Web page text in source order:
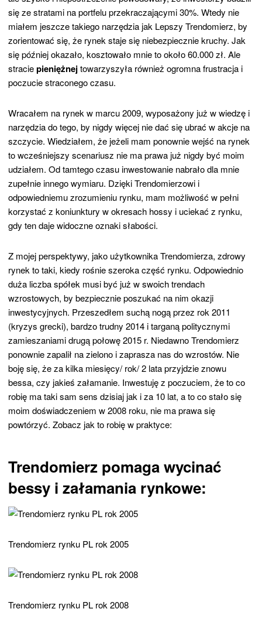
się ze stratami na portfelu przekraczającymi 30%. Wtedy nie
miałem jeszcze takiego narzędzia jak Lepszy Trendomierz, by
zorientować się, że rynek staje się niebezpiecznie kruchy. Jak
się później okazało, kosztowało mnie to około 60.000 zł. Ale
straciepieniężnejtowarzyszyła również ogromna frustracja i
poczucie straconego czasu.
Wracałem na rynek w marcu 2009, wyposażony już w wiedzę i
narzędzia do tego, by nigdy więcej nie dać się ubrać w akcje na
szczycie. Wiedziałem, że jeżeli mam ponownie wejść na rynek
to wcześniejszy scenariusz nie ma prawa już nigdy być moim
udziałem. Od tamtego czasu inwestowanie nabrało dla mnie
zupełnie innego wymiaru. Dzięki Trendomierzowi i
odpowiedniemu zrozumieniu rynku, mam możliwość w pełni
korzystać z koniunktury w okresach hossy i uciekać z rynku,
gdy ten daje widoczne oznaki słabości.
Z mojej perspektywy, jako użytkownika Trendomierza, zdrowy
rynek to taki, kiedy rośnie szeroka część rynku. Odpowiednio
duża liczba spółek musi być już w swoich trendach
wzrostowych, by bezpiecznie poszukać na nim okazji
inwestycyjnych. Przeszedłem suchą nogą przez rok 2011
(kryzys grecki), bardzo trudny 2014 i targaną politycznymi
zamieszaniami drugą połowę 2015 r. Niedawno Trendomierz
ponownie zapalił na zielono i zaprasza nas do wzrostów. Nie
boję się, że za kilka miesięcy/ rok/ 2 lata przyjdzie znowu
bessa, czy jakieś załamanie. Inwestuję z poczuciem, że to co
robię ma taki sam sens dzisiaj jak i za 10 lat, a to co stało się
moim doświadczeniem w 2008 roku, nie ma prawa się
powtórzyć. Zobacz jak to robię w praktyce:
Trendomierz pomaga wycinać
bessy i załamania rynkowe:
Trendomierz rynku PL rok 2005
Trendomierz rynku PL rok 2008